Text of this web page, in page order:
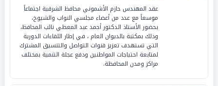
عقد المهندس حازم الأشموني محافظ الشرقية اجتماعاً
موسعاً مع عدد من أعضاء مجلسي النواب والشيوخ،
بحضور الأستاذ الدكتور أحمد عبد المعطي نائب المحافظ،
وذلك بمكتبة بالديوان العام ، في إطار اللقاءات الدورية
التي تستهدف تعزيز قنوات التواصل والتنسيق المشترك
لمتابعة احتياجات المواطنين ودفع عجلة التنمية بمختلف
مراكز ومدن المحافظة.